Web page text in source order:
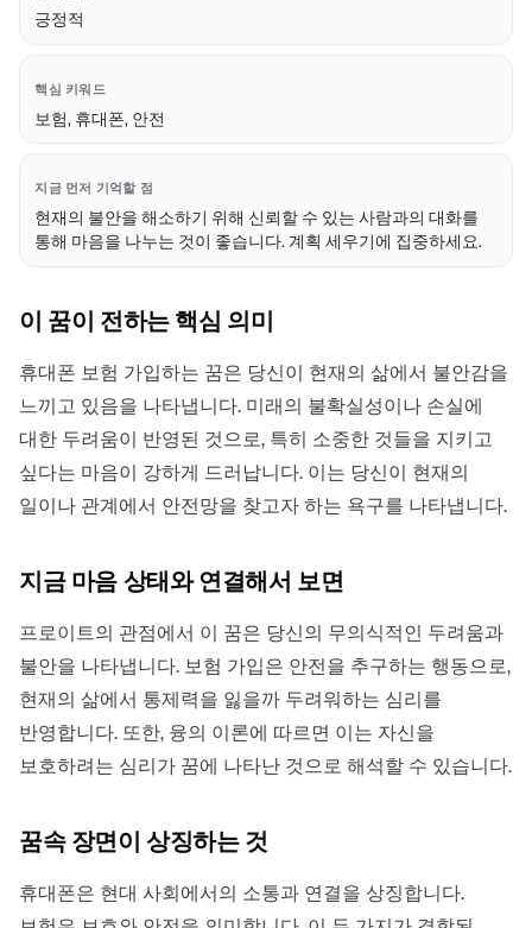
긍정적
핵심 키워드
보험, 휴대폰, 안전
지금 먼저 기억할 점
현재의 불안을 해소하기 위해 신뢰할 수 있는 사람과의 대화를
통해 마음을 나누는 것이 좋습니다. 계획 세우기에 집중하세요.
이 꿈이 전하는 핵심 의미
휴대폰 보험 가입하는 꿈은 당신이 현재의 삶에서 불안감을
느끼고 있음을 나타냅니다. 미래의 불확실성이나 손실에
대한 두려움이 반영된 것으로, 특히 소중한 것들을 지키고
싶다는 마음이 강하게 드러납니다. 이는 당신이 현재의
일이나 관계에서 안전망을 찾고자 하는 욕구를 나타냅니다.
지금 마음 상태와 연결해서 보면
프로이트의 관점에서 이 꿈은 당신의 무의식적인 두려움과
불안을 나타냅니다. 보험 가입은 안전을 추구하는 행동으로,
현재의 삶에서 통제력을 잃을까 두려워하는 심리를
반영합니다. 또한, 융의 이론에 따르면 이는 자신을
보호하려는 심리가 꿈에 나타난 것으로 해석할 수 있습니다.
꿈속 장면이 상징하는 것
휴대폰은 현대 사회에서의 소통과 연결을 상징합니다.